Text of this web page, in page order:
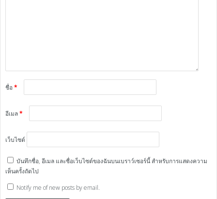
ชื่อ*
อีเมล*
เว็บไซต์
บันทึกชื่อ, อีเมล และชื่อเว็บไซต์ของฉันบนเบราว์เซอร์นี้ สำหรับการแสดงความ
เห็นครั้งถัดไป
Notify me of new posts by email.